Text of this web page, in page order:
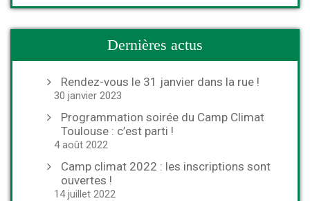
Dernières actus
Rendez-vous le 31 janvier dans la rue !
30 janvier 2023
Programmation soirée du Camp Climat
Toulouse : c’est parti !
4 août 2022
Camp climat 2022 : les inscriptions sont
ouvertes !
14 juillet 2022